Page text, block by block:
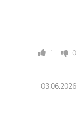
1 0
03.06.2026